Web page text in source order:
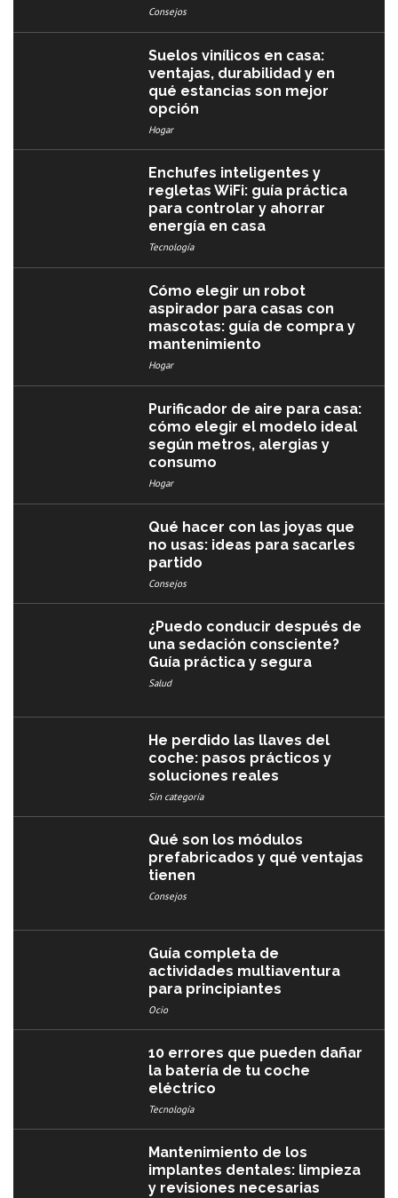
Consejos
Suelos vinílicos en casa:
ventajas, durabilidad y en
qué estancias son mejor
opción
Hogar
Enchufes inteligentes y
regletas WiFi: guía práctica
para controlar y ahorrar
energía en casa
Tecnología
Cómo elegir un robot
aspirador para casas con
mascotas: guía de compra y
mantenimiento
Hogar
Purificador de aire para casa:
cómo elegir el modelo ideal
según metros, alergias y
consumo
Hogar
Qué hacer con las joyas que
no usas: ideas para sacarles
partido
Consejos
¿Puedo conducir después de
una sedación consciente?
Guía práctica y segura
Salud
He perdido las llaves del
coche: pasos prácticos y
soluciones reales
Sin categoría
Qué son los módulos
prefabricados y qué ventajas
tienen
Consejos
Guía completa de
actividades multiaventura
para principiantes
Ocio
10 errores que pueden dañar
la batería de tu coche
eléctrico
Tecnología
Mantenimiento de los
implantes dentales: limpieza
y revisiones necesarias